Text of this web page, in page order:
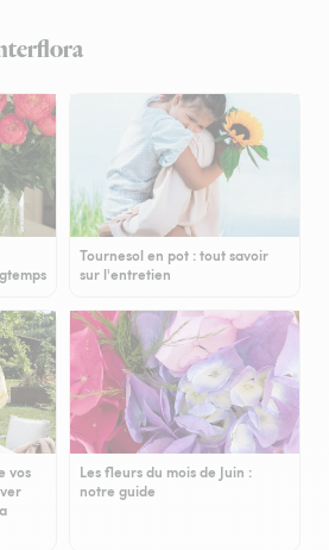
Tournesol en pot : tout savoir
sur l'entretien
vos
Les fleurs du mois de Juin :
notre guide